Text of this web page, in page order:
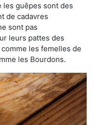
les guêpes sont des
de cadavres
sont pas
leurs pattes des
les femelles de
les Bourdons.